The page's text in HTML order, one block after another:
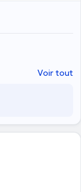
Voir tout